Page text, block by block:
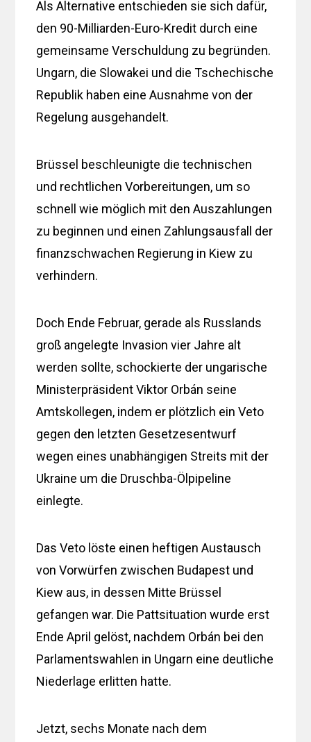
Als Alternative entschieden sie sich dafür,
den 90-Milliarden-Euro-Kredit durch eine
gemeinsame Verschuldung zu begründen.
Ungarn, die Slowakei und die Tschechische
Republik haben eine Ausnahme von der
Regelung ausgehandelt.
Brüssel beschleunigte die technischen
und rechtlichen Vorbereitungen, um so
schnell wie möglich mit den Auszahlungen
zu beginnen und einen Zahlungsausfall der
finanzschwachen Regierung in Kiew zu
verhindern.
Doch Ende Februar, gerade als Russlands
groß angelegte Invasion vier Jahre alt
werden sollte, schockierte der ungarische
Ministerpräsident Viktor Orbán seine
Amtskollegen, indem er plötzlich ein Veto
gegen den letzten Gesetzesentwurf
wegen eines unabhängigen Streits mit der
Ukraine um die Druschba-Ölpipeline
einlegte.
Das Veto löste einen heftigen Austausch
von Vorwürfen zwischen Budapest und
Kiew aus, in dessen Mitte Brüssel
gefangen war. Die Pattsituation wurde erst
Ende April gelöst, nachdem Orbán bei den
Parlamentswahlen in Ungarn eine deutliche
Niederlage erlitten hatte.
Jetzt, sechs Monate nach dem